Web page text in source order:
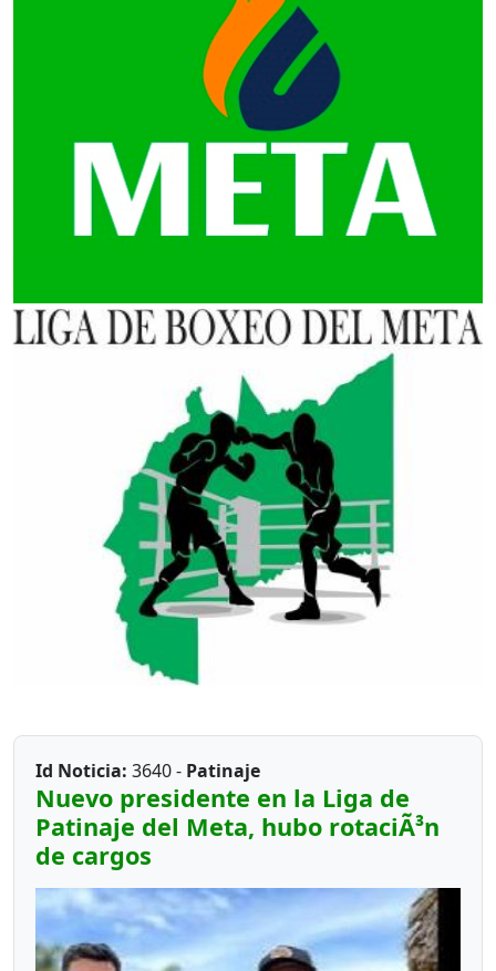
Id Noticia: 3640 - Patinaje
Nuevo presidente en la Liga de
Patinaje del Meta, hubo rotaciÃ³n
de cargos